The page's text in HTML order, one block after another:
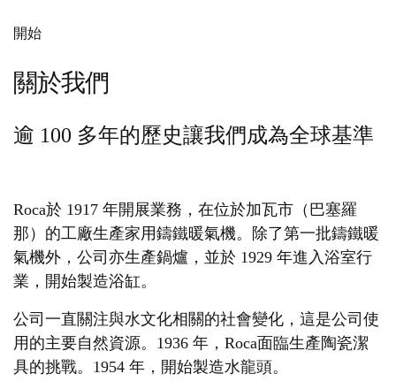
開始
關於我們
逾 100 多年的歷史讓我們成為全球基準
Roca於 1917 年開展業務，在位於加瓦市（巴塞羅
那）的工廠生產家用鑄鐵暖氣機。除了第一批鑄鐵暖
氣機外，公司亦生產鍋爐，並於 1929 年進入浴室行
業，開始製造浴缸。
公司一直關注與水文化相關的社會變化，這是公司使
用的主要自然資源。1936 年，Roca面臨生產陶瓷潔
具的挑戰。1954 年，開始製造水龍頭。